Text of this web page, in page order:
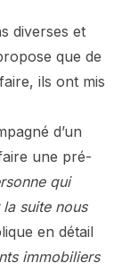
diverses et
que de
ils ont mis
d’un
une pré-
qui
suite nous
en détail
immobiliers